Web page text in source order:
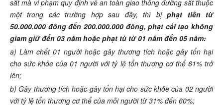
sắt mà vi phạm quy định về an toàn giao thông đường sắt thuộc
một trong các trường hợp sau đây, thì bịphạt tiền từ
50.000.000 đồng đến 200.000.000 đồng, phạt cải tạo không
giam giữ đến 03 năm hoặc phạt tù từ 01 năm đến 05 năm:
a) Làm chết 01 người hoặc gây thương tích hoặc gây tổn hại
cho sức khỏe của 01 người với tỷ lệ tổn thương cơ thể 61% trở
lên;
b) Gây thương tích hoặc gây tổn hại cho sức khỏe của 02 người
với tỷ lệ tổn thương cơ thể của mỗi người từ 31% đến 60%;